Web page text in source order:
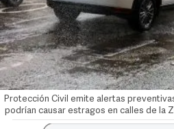
Protección Civil emite alertas
podrían causar estragos en calles de la